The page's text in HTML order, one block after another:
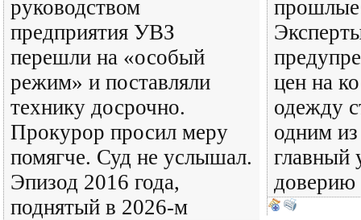
руководством
предприятия УВЗ
перешли на «особый
режим» и поставляли
технику досрочно.
Прокурор просил меру
помягче. Суд не услышал.
Эпизод 2016 года,
поднятый в 2026-м
цен на
одежду
одним
главный